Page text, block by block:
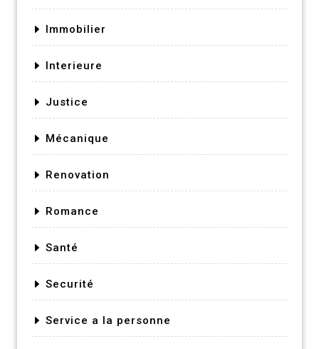
Immobilier
Interieure
Justice
Mécanique
Renovation
Romance
Santé
Securité
Service a la personne